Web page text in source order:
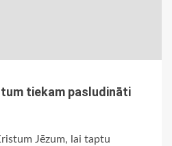
tiekam pasludināti
Jēzum, lai taptu